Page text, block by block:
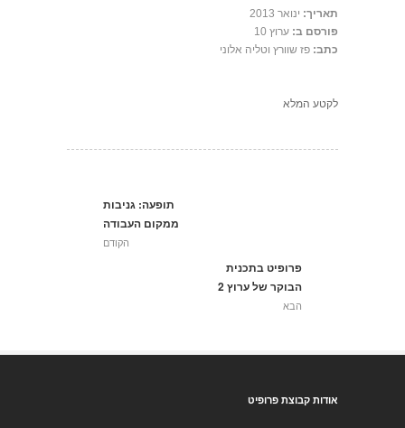
תאריך: ינואר 2013
פורסם ב: ערוץ 10
כתב: פז שוורץ וטליה אלוני
לקטע המלא
תופעה: גניבות
ממקום העבודה
הקודם
פרופיט בתכנית
הבוקר של ערוץ 2
הבא
אודות קבוצת פרופיט